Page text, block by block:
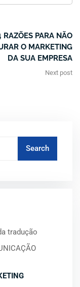
RAZÕES PARA NÃO
O MARKETING
DA SUA EMPRESA
Next post
tradução